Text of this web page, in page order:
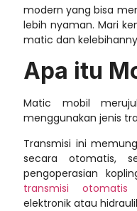
modern yang bisa
lebih nyaman. Mari
matic dan
Apa itu
Matic mobil
menggunakan jenis
Transmisi ini
secara otomatis,
pengoperasian
transmisi otomatis
elektronik atau